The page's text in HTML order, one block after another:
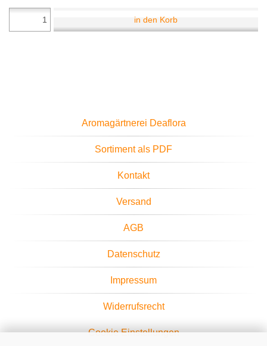
in den Korb
Aromagärtnerei Deaflora
Sortiment als PDF
Kontakt
Versand
AGB
Datenschutz
Impressum
Widerrufsrecht
Cookie Einstellungen